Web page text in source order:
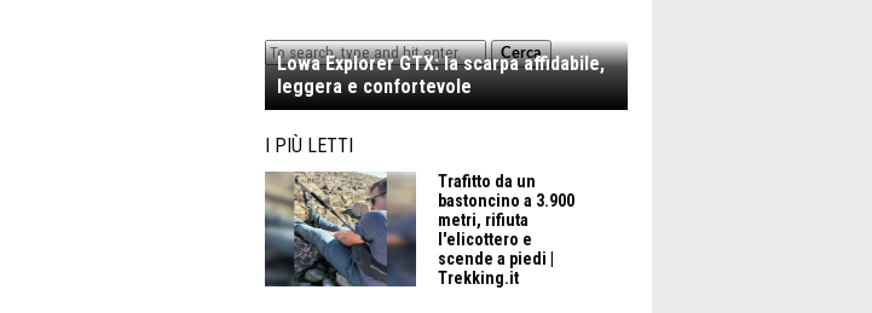
Cerca
Lowa Explorer GTX: la scarpa affidabile,
leggera e confortevole
I PIÙ LETTI
Trafitto da un
bastoncino a 3.900
metri, rifiuta
l'elicottero e
scende a piedi |
Trekking.it